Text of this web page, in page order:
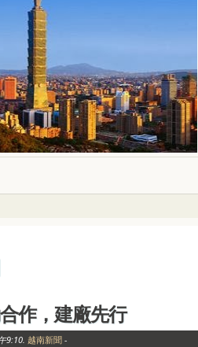
作，建廠先行
9:10. 越南新聞 -